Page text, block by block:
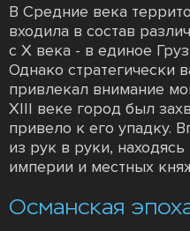
В Средние века
входила в состав
с X века - в единое
Однако стратегически
привлекал внимание
XIII веке город был
привело к его упадку.
из рук в руки,
империи и местных
Османская